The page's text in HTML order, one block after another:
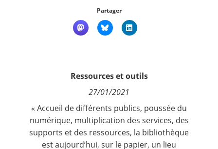
Nous suivre
Partager
Ressources et outils
27/01/2021
« Accueil de différents publics, poussée du
numérique, multiplication des services, des
supports et des ressources, la bibliothèque
est aujourd’hui, sur le papier, un lieu